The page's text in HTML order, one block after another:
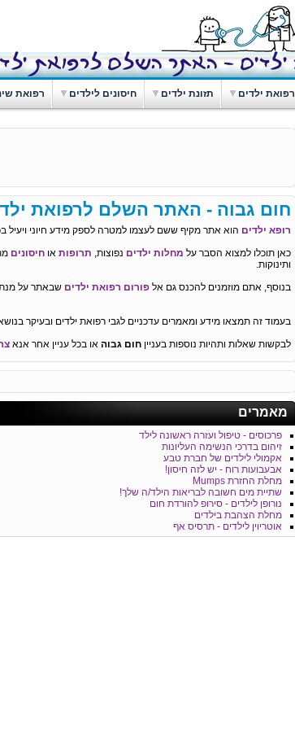
רפואת ילדים תזונת ילדים חיסונים לילדים רפואת
חום גבוה - האתר השלם לרפואת
רופא ילדים הוא אתר מקיף ששם לעצמו למטרה לספק מידע חיוני ויעיל
כאן תוכלו למצוא הסבר על מחלות ילדים נפוצות, תרופות או חיסונים
ותינוקות.
בנוסף, אתם מוזמנים להכנס גם אל פורום רפואת ילדים שבאתר על מנת
בעמוד זה תמצאו מידע ומאמרים עדכניים לגבי רפואת ילדים ובעיקר
לבקשות שאלות ותהיות נוספות בעניין חום גבוה או בכל עניין אחר אנא
מאמרים
פרכוסים - טיפול ועזרה ראשונה לילד
זיהום בדרכי הנשימה העליונות
אקמולי לילדים של חברת טבע
אבעבועות רוח - יש לזה חיסון!
מחלת החזרת Mumps
שתיית מים חשובה לבריאות הילד/ה שלך!
נורופן לילדים - סירופ להורדת חום
מחלת הצהבת בילדים
אוטריוין לילדים - תרסיס אף